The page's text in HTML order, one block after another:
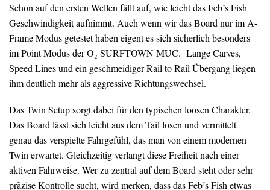
Schon auf den ersten Wellen fällt auf, wie leicht das Feb’s Fish
Geschwindigkeit aufnimmt. Auch wenn wir das Board nur im A-
Frame Modus getestet haben eigent es sich sicherlich besonders
im Point Modus der O₂ SURFTOWN MUC. Lange Carves,
Speed Lines und ein geschmeidiger Rail to Rail Übergang liegen
ihm deutlich mehr als aggressive Richtungswechsel.
Das Twin Setup sorgt dabei für den typischen loosen Charakter.
Das Board lässt sich leicht aus dem Tail lösen und vermittelt
genau das verspielte Fahrgefühl, das man von einem modernen
Twin erwartet. Gleichzeitig verlangt diese Freiheit nach einer
aktiven Fahrweise. Wer zu zentral auf dem Board steht oder sehr
präzise Kontrolle sucht, wird merken, dass das Feb’s Fish etwas